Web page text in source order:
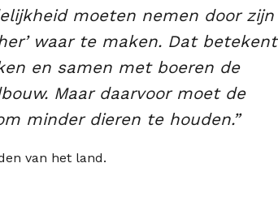
moeten nemen door zijn
waar te maken. Dat betekent
en samen met boeren de
Maar daarvoor moet de
minder dieren te houden.”
van het land.